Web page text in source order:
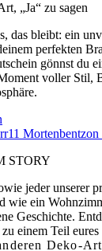
„Ja“ zu sagen
das bleibt: ein
perfekten
gönnst du
voller Stil,
STORY
jeder unserer
wie ein
Geschichte.
einem Teil eures
Deko-